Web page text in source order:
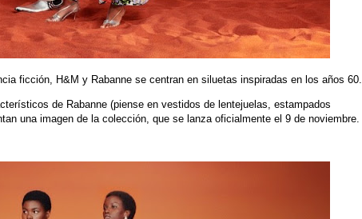
ficción, H&M y Rabanne se centran en siluetas inspiradas en los años 60.
de Rabanne (piense en vestidos de lentejuelas, estampados
una imagen de la colección, que se lanza oficialmente el 9 de noviembre.